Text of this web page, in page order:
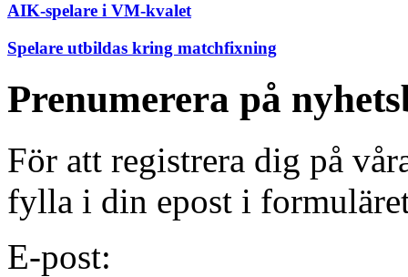
AIK-spelare i VM-kvalet
Spelare utbildas kring matchfixning
Prenumerera på
För att registrera dig på
fylla i din epost i
E-post: